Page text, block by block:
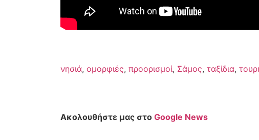
νησιά, ομορφιές, προορισμοί, Σάμος, ταξίδια,
Ακολουθήστε μας στο Google News